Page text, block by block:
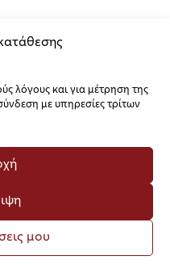
λόγους και για μέτρηση της
με υπηρεσίες τρίτων
μου